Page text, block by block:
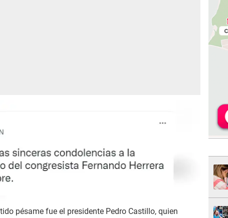
pésame fue el presidente Pedro Castillo, quien